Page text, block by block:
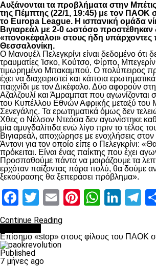
Αυξάνονται τα προβλήματα στην
της Πέμπτης (22/1, 19:45) με τον ΠΑΟΚ
το Europa League. Η ισπανική ομάδα
Βιγιαρεάλ με 2-0 ωστόσο
«πονοκέφαλοι» στους ήδη υπάρχοντες
Θεσσαλονίκη.
Ο Μανουέλ Πελεγκρίνι είναι δεδομένο ότι
τραυματίες Ίσκο, Κούτσο, Φίρπο, Μπεγερίν
τιμωρημένο Μπακαμπού. Ο πολύπειρος
έχει να διαχειριστεί και κάποια
παιχνίδι με τον Δικέφαλο. Δύο αφορούν
Αζαλζουλί και Άμραμπατ που αγωνίζονται
του Κυπέλλου Εθνών Αφρικής μεταξύ του
Σενεγάλης. Τα ερωτηματικά όμως δεν
Χθες ο Νέλσον Ντεόσα δεν αγωνίστηκε
μία αμυγδαλίτιδα ενώ λίγο πριν το τέλος
Βιγιαρεάλ, αποχώρησε με ενοχλήσεις
Άντονι για τον οποίο είπε ο Πελεγκρίνι:
πρόκειται. Είναι ένας παίκτης που έχει
Προσπαθούμε πάντα να μοιράζουμε τα
ερχόταν παίζοντας πάρα πολύ, θα δούμε
ξεκούρασης θα ξεπεράσει πρόβλημα».
Facebook
Twitter
EmailPinterest
Continue Reading
Επίσημο «stop» στους φίλους του ΠΑΟΚ
Published
7 μήνες ago